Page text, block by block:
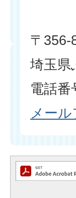
〒356-
埼玉県
電話番
メー